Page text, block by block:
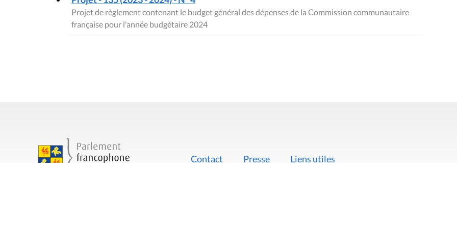
Projet de règlement contenant le budget général des dépenses de la Commission communautaire
française pour l'année budgétaire 2024
Contact Presse Liens utiles